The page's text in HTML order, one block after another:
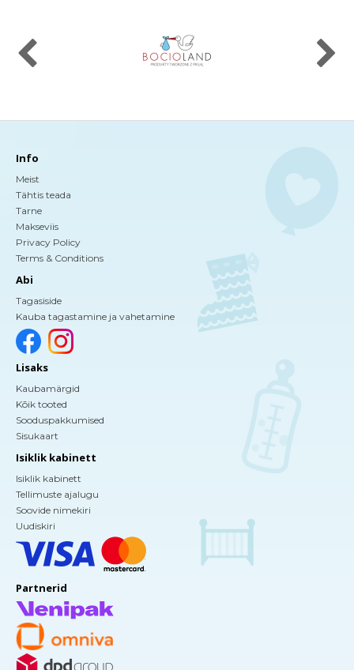
Info
Meist
Tähtis teada
Tarne
Makseviis
Privacy Policy
Terms & Conditions
Abi
Tagasiside
Kauba tagastamine ja vahetamine
Lisaks
Kaubamärgid
Kõik tooted
Sooduspakkumised
Sisukaart
Isiklik kabinett
Isiklik kabinett
Tellimuste ajalugu
Soovide nimekiri
Uudiskiri
Partnerid